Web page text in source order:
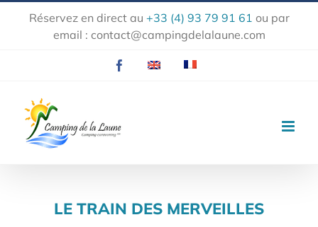
Réservez en direct au +33 (4) 93 79 91 61 ou par
email : contact@campingdelalaune.com
Facebook
EN FR
LE TRAIN DES MERVEILLES